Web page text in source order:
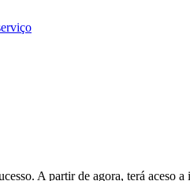
A partir de agora, terá aceso